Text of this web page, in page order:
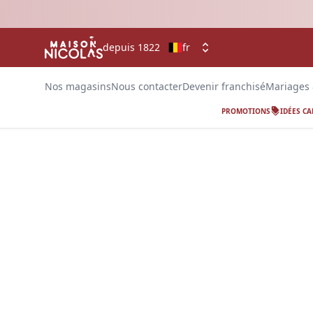
depuis 1822 fr
Nos magasinsNous contacterDevenir franchiséMariages
PROMOTIONS IDÉES